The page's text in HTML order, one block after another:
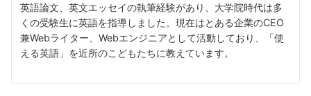
英語論文、英文エッセイの執筆経験があり、大学院時代は多
くの受験生に英語を指導しました。現在はとある企業のCEO
兼Webライター、Webエンジニアとして活動しており、「使
える英語」を近所のこどもたちに教えています。